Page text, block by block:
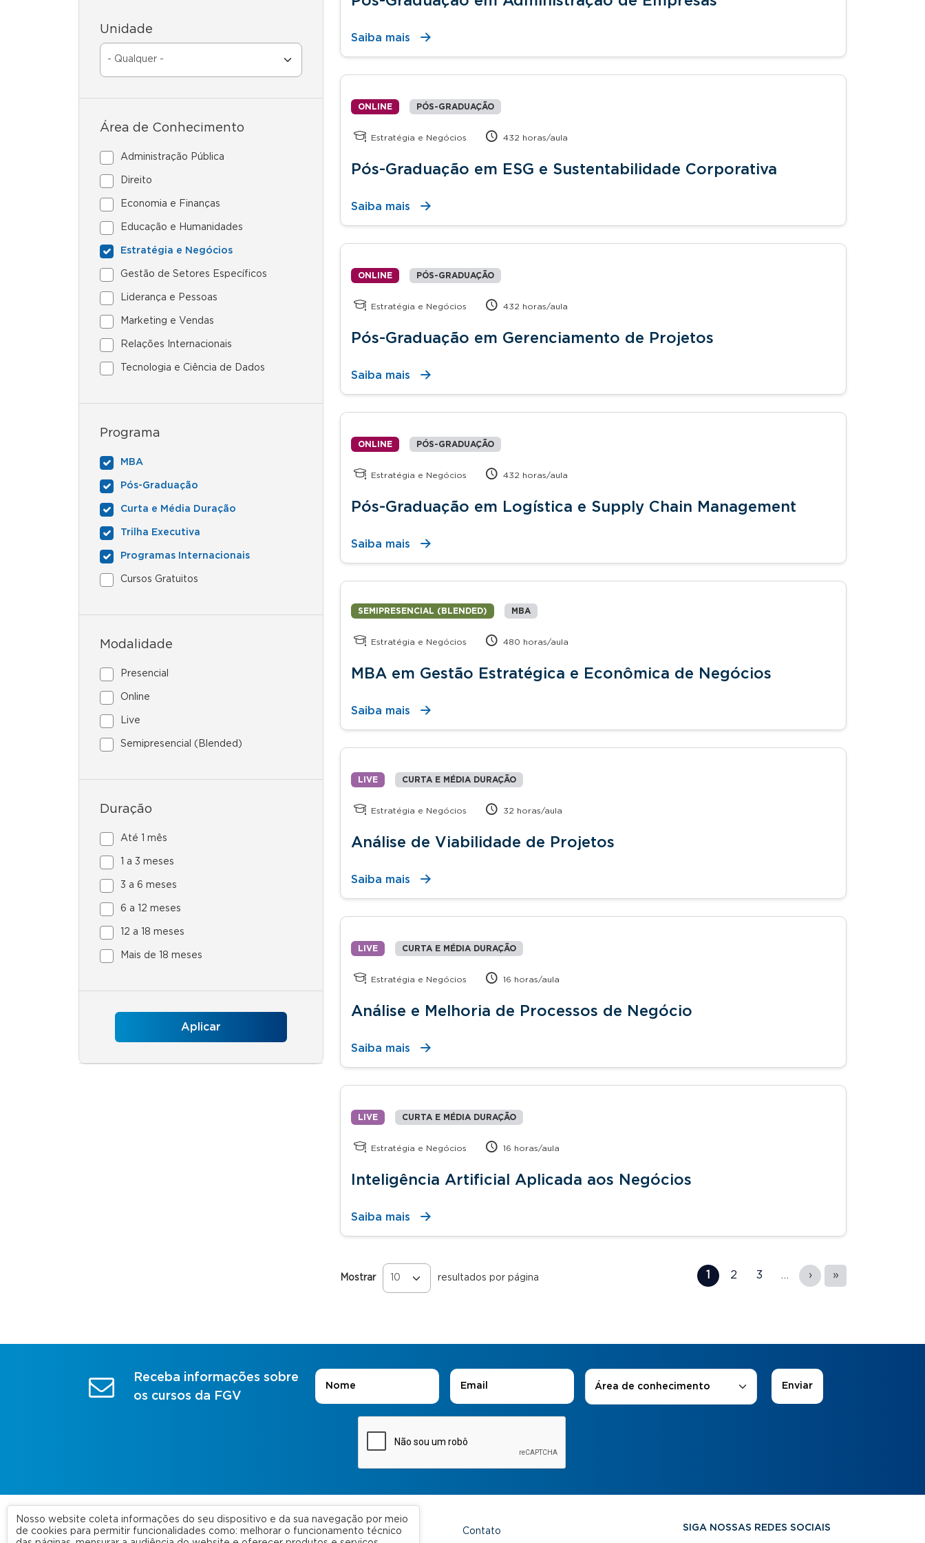
Unidade
Área de Conhecimento
Administração Pública
Direito
Economia e Finanças
Educação e Humanidades
Estratégia e Negócios
Gestão de Setores Específicos
Liderança e Pessoas
Marketing e Vendas
Relações Internacionais
Tecnologia e Ciência de Dados
Programa
MBA
Pós-Graduação
Curta e Média Duração
Trilha Executiva
Programas Internacionais
Cursos Gratuitos
Modalidade
Presencial
Online
Live
Semipresencial (Blended)
Duração
Até 1 mês
1 a 3 meses
3 a 6 meses
6 a 12 meses
12 a 18 meses
Mais de 18 meses
Saiba mais
ONLINE PÓS-GRADUAÇÃO
Estratégia e Negócios 432 horas/aula
Pós-Graduação em ESG e Sustentabilidade Corporativa
Saiba mais
ONLINE PÓS-GRADUAÇÃO
Estratégia e Negócios 432 horas/aula
Pós-Graduação em Gerenciamento de Projetos
Saiba mais
ONLINE PÓS-GRADUAÇÃO
Estratégia e Negócios 432 horas/aula
Pós-Graduação em Logística e Supply Chain Management
Saiba mais
SEMIPRESENCIAL (BLENDED) MBA
Estratégia e Negócios 480 horas/aula
MBA em Gestão Estratégica e Econômica de Negócios
Saiba mais
LIVE CURTA E MÉDIA DURAÇÃO
Estratégia e Negócios 32 horas/aula
Análise de Viabilidade de Projetos
Saiba mais
LIVE CURTA E MÉDIA DURAÇÃO
Estratégia e Negócios 16 horas/aula
Análise e Melhoria de Processos de Negócio
Saiba mais
LIVE CURTA E MÉDIA DURAÇÃO
Estratégia e Negócios 16 horas/aula
Inteligência Artificial Aplicada aos Negócios
Saiba mais
Mostrar resultados por página
Páginas
1 2 3 … › »
Receba informações sobre
os cursos da FGV
Nome E-mail Áreas de Interesse
Área de conhecimento
A FGV Contato SIGA NOSSAS REDES SOCIAIS
Nosso website coleta informações do seu dispositivo e da sua navegação por meio
de cookies para permitir funcionalidades como: melhorar o funcionamento técnico